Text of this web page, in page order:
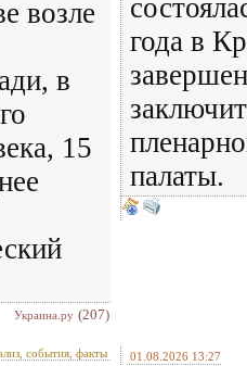
возле
в
15
Украина.ру (207)
года в
палаты.
события, факты 01.08.2026 13:27